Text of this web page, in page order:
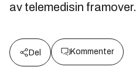
av telemedisin framover.
Del Kommenter